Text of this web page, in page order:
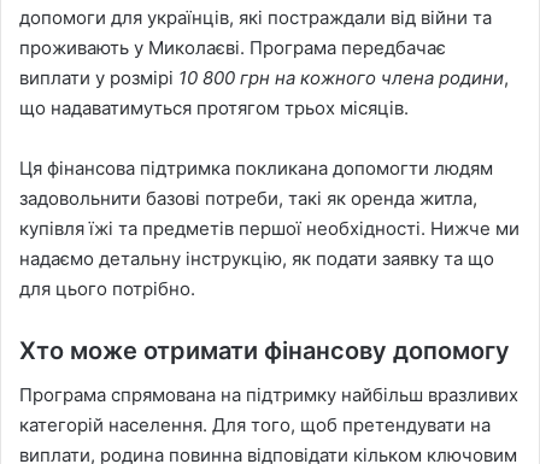
допомоги для українців, які постраждали від війни та
проживають у Миколаєві. Програма передбачає
виплати у розмірі 10 800 грн на кожного члена родини,
що надаватимуться протягом трьох місяців.
Ця фінансова підтримка покликана допомогти людям
задовольнити базові потреби, такі як оренда житла,
купівля їжі та предметів першої необхідності. Нижче ми
надаємо детальну інструкцію, як подати заявку та що
для цього потрібно.
Хто може отримати фінансову допомогу
Програма спрямована на підтримку найбільш вразливих
категорій населення. Для того, щоб претендувати на
виплати, родина повинна відповідати кільком ключовим